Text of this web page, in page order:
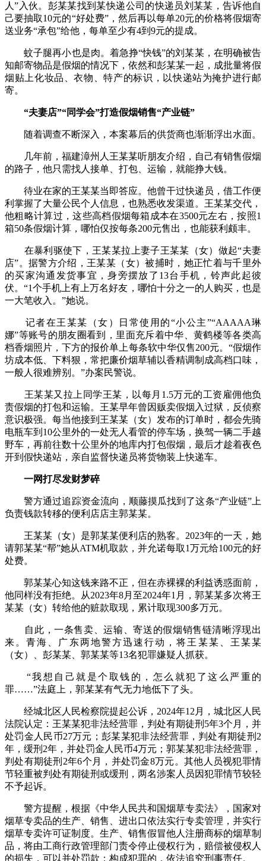
人”入伙。彭某某找到某快递公司的快递员刘某某，告诉他自
己要抽取10元的“好处费”，然后再以每单20元的价格将假烟寄
送业务“承包”给他，每单至少有4到9元的提成。
蚊子腿再小也是肉。着急挣“快钱”的刘某某，在明确被告
知邮寄物品是假烟的情况下，依然和彭某某一起，成批量将假
烟贴上化妆品、衣物、特产的标识，以快递站为掩护进行邮
寄。
“夫妻店”“同学会”打造假烟销售“产业链”
随着调查不断深入，本案幕后的供货商也渐渐浮出水面。
几年前，福建漳州人王某某听朋友介绍，自己有销售假烟
的路子，他只需找人接单、打包、运输，就能挣大钱。
待业在家的王某某当即答应。他曾干过快递员，借工作便
利掌握了大量公民个人信息，也熟悉收发渠道。王某某交代，
他粗略计算过，这些高档假烟每箱成本在3500元左右，按照1
箱50条假烟计算，哪怕仅按每条200元售出，也能获利颇丰。
在暴利驱使下，王某某拉上妻子王某某（女）做起“夫妻
店”。据警方介绍，王某某（女）被捕时，她正忙着与千里外
的买家沟通发货事宜，身旁摆放了13台手机，铃声此起彼
伏。“1个手机上有上万名好友，哪怕十分之一的人购买，也是
一大笔收入。”她说。
记者在王某某（女）日常使用的“小公主”“AAAAA琳
娜”等账号的朋友圈看到，里面充斥着中华、黄鹤楼等各类高
档香烟照片，下方的报价单上每条软中华仅售200元。“假烟作
坊成本低、下料狠，常把廉价烟草辅以香精调制成高档口味，
一般人很难辨别。”办案民警说。
王某某又拉上同学王某，以每月1.5万元的工资雇佣他负
责假烟的打包和运输。王某早年曾因贩卖假烟入过狱，反侦察
意识极强。每当他接到王某某（女）发布的订单时，都会先骑
电瓶车到10公里外的一处无人看管的停车场，换驾一辆二手越
野车，再前往数十公里外的地库内打包假烟，最后才趁着夜色
开到假快递站，亲自监督快递员将货物装上快递车。
一网打尽发财梦碎
警方通过追踪资金流向，顺藤摸瓜找到了这条“产业链”上
负责钱款转移的便利店店主郭某某。
王某某（女）是郭某某便利店的熟客。2023年的一天，她
请郭某某“帮”她从ATM机取款，并允诺每取1万元给100元的好
处费。
郭某某心知这钱来路不正，但在赤裸裸的利益诱惑面前，
他同样没有拒绝。从2023年8月至2024年1月，郭某某多次将王
某某（女）转给他的赃款取现，累计取现300多万元。
自此，一条售卖、运输、寄送的假烟销售链清晰浮现出
来。青海、广东两地警方迅速行动，将王某某、王某某
（女）、彭某某、郭某某等13名犯罪嫌疑人抓获。
“我想自己就是个取钱的，怎么就犯了这么严重的
罪……”法庭上，郭某某有气无力地低下了头。
经城北区人民检察院提起公诉，2024年12月，城北区人民
法院认定：王某某犯非法经营罪，判处有期徒刑5年3个月，并
处罚金人民币27万元；彭某某犯非法经营罪，判处有期徒刑2
年，缓刑2年，并处罚金人民币4万元；郭某某犯非法经营罪，
判处有期徒刑2年6个月，并处罚金8万元。其他人员视犯罪情
节轻重被判处有期徒刑或缓刑，两名涉案人员因犯罪情节较轻
不予起诉。
警方提醒，根据《中华人民共和国烟草专卖法》，国家对
烟草专卖品的生产、销售、进出口依法实行专卖管理，并实行
烟草专卖许可证制度。生产、销售假冒他人注册商标的烟草制
品，将由工商行政管理部门责令停止侵权行为，赔偿被侵权人
的损失，可以并处罚款；构成犯罪的，依法追究刑事责任。